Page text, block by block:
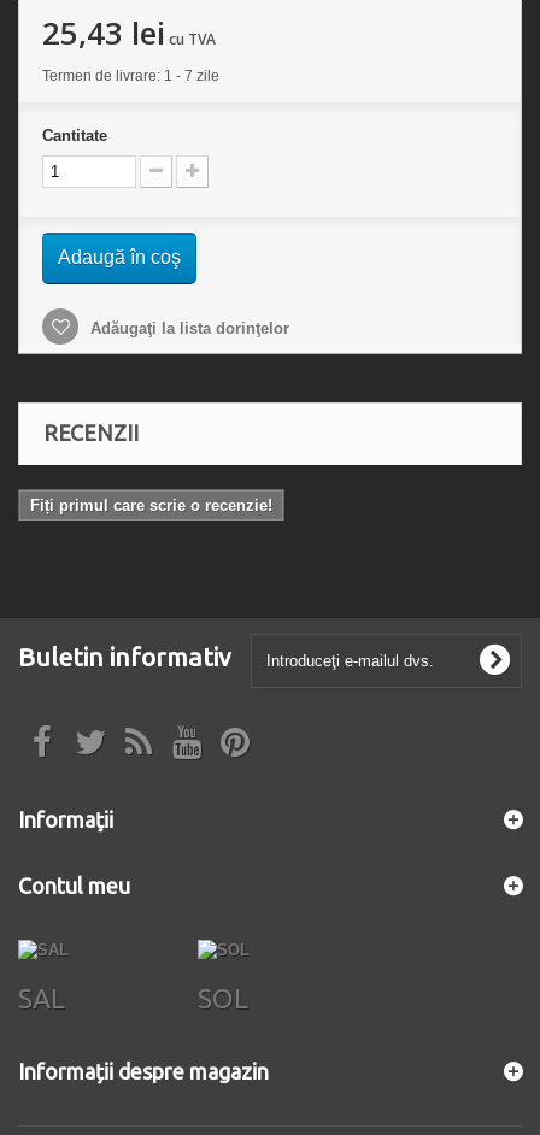
25,43 lei cu TVA
Termen de livrare: 1 - 7 zile
Cantitate
Adaugă în coş
Adăugaţi la lista dorinţelor
RECENZII
Fiți primul care scrie o recenzie!
Buletin informativ
Informaţii
Contul meu
SAL SOL
Informații despre magazin